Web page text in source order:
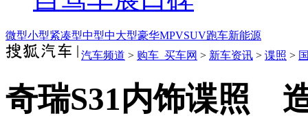
微型小型紧凑型中型中大型豪华MPVSUV跑车新能源
汽车频道 > 购车_买车网 > 新车资讯 > 谍照 >
奇瑞S31内饰谍照